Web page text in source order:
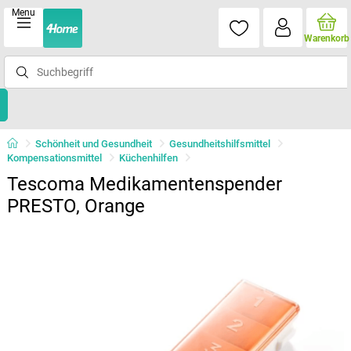
Menu
Warenkorb
Schönheit und Gesundheit
Gesundheitshilfsmittel
Kompensationsmittel
Küchenhilfen
Tescoma Medikamentenspender
PRESTO, Orange